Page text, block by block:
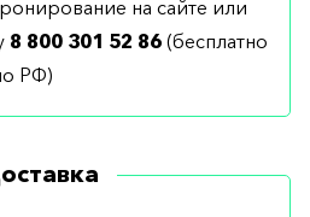
на сайте или
8 800 301 52 86 (бесплатно
РФ)